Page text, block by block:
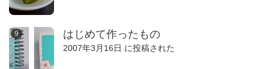
はじめて作ったもの
2007年3月16日 に投稿された